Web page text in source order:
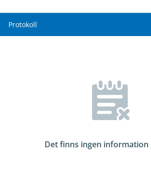
Protokoll
Det finns ingen information